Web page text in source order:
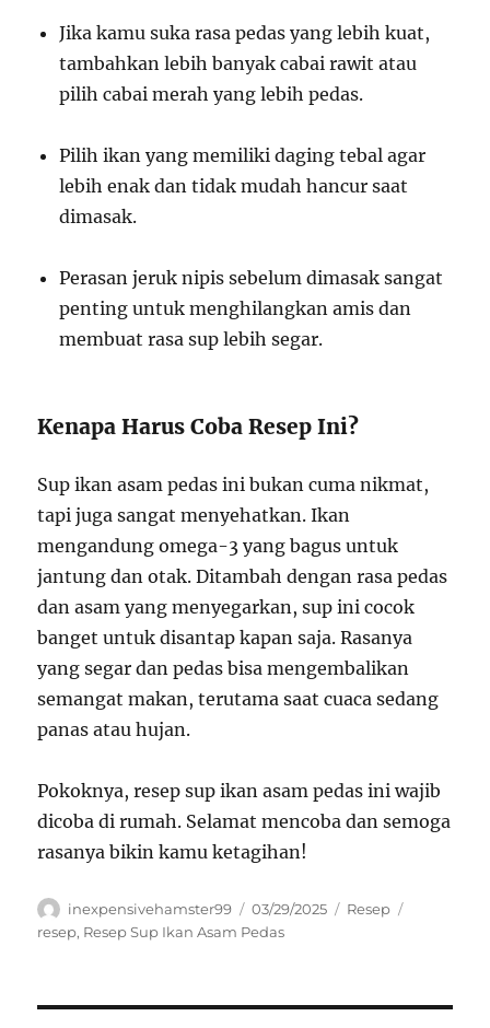
Jika kamu suka rasa pedas yang lebih kuat,
tambahkan lebih banyak cabai rawit atau
pilih cabai merah yang lebih pedas.
Pilih ikan yang memiliki daging tebal agar
lebih enak dan tidak mudah hancur saat
dimasak.
Perasan jeruk nipis sebelum dimasak sangat
penting untuk menghilangkan amis dan
membuat rasa sup lebih segar.
Kenapa Harus Coba Resep Ini?
Sup ikan asam pedas ini bukan cuma nikmat,
tapi juga sangat menyehatkan. Ikan
mengandung omega-3 yang bagus untuk
jantung dan otak. Ditambah dengan rasa pedas
dan asam yang menyegarkan, sup ini cocok
banget untuk disantap kapan saja. Rasanya
yang segar dan pedas bisa mengembalikan
semangat makan, terutama saat cuaca sedang
panas atau hujan.
Pokoknya, resep sup ikan asam pedas ini wajib
dicoba di rumah. Selamat mencoba dan semoga
rasanya bikin kamu ketagihan!
Author
inexpensivehamster99
Posted
on
03/29/2025 Categories
Resep
resep, Resep Sup Ikan Asam Pedas